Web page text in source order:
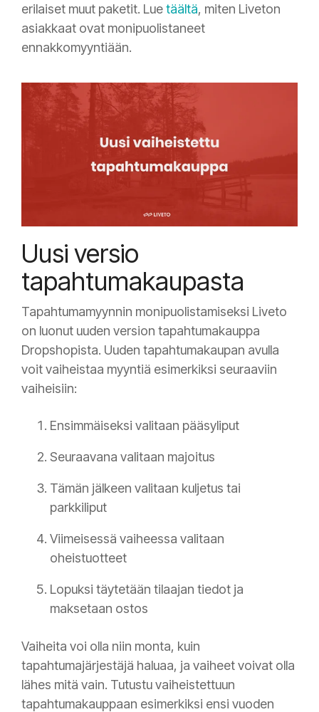
erilaiset muut paketit. Luetäältä, miten Liveton
asiakkaat ovat monipuolistaneet
ennakkomyyntiään.
Uusi versio
tapahtumakaupasta
Tapahtumamyynnin monipuolistamiseksi Liveto
on luonut uuden version tapahtumakauppa
Dropshopista. Uuden tapahtumakaupan avulla
voit vaiheistaa myyntiä esimerkiksi seuraaviin
vaiheisiin:
Ensimmäiseksi valitaan pääsyliput
Seuraavana valitaan majoitus
Tämän jälkeen valitaan kuljetus tai
parkkiliput
Viimeisessä vaiheessa valitaan
oheistuotteet
Lopuksi täytetään tilaajan tiedot ja
maksetaan ostos
Vaiheita voi olla niin monta, kuin
tapahtumajärjestäjä haluaa, ja vaiheet voivat olla
lähes mitä vain. Tutustu vaiheistettuun
tapahtumakauppaan esimerkiksi ensi vuoden